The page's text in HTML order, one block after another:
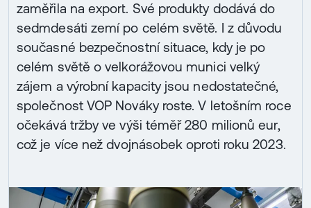
zaměřila na export. Své produkty dodává do
sedmdesáti zemí po celém světě. I z důvodu
současné bezpečnostní situace, kdy je po
celém světě o velkorážovou munici velký
zájem a výrobní kapacity jsou nedostatečné,
společnost VOP Nováky roste. V letošním roce
očekává tržby ve výši téměř 280 milionů eur,
což je více než dvojnásobek oproti roku 2023.